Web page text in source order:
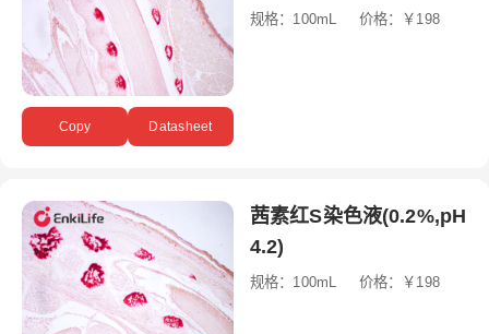
Copy Datasheet
规格：100mL 价格：￥198
茜素红S染色液(0.2%,pH
4.2)
规格：100mL 价格：￥198